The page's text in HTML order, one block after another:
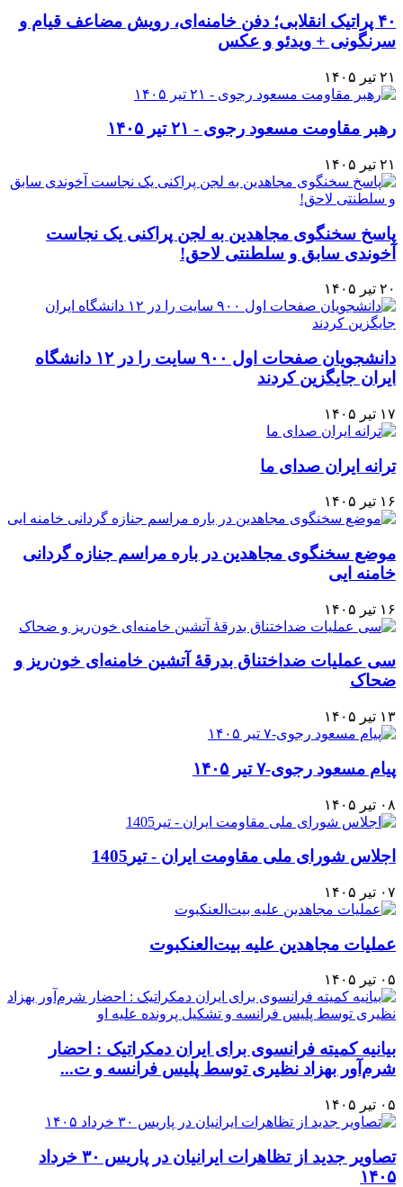
۴۰ پراتیک انقلابی؛ دفن خامنه‌ای، رویش مضاعف قیام و
سرنگونی + ویدئو و عکس
۲۱ تیر ۱۴۰۵
رهبر مقاومت مسعود رجوی - ۲۱ تیر ۱۴۰۵
۲۱ تیر ۱۴۰۵
پاسخ سخنگوی مجاهدین به لجن پراکنی یک نجاست
آخوندی سابق و سلطنتی لاحق!
۲۰ تیر ۱۴۰۵
دانشجویان صفحات اول ۹۰۰ سایت را در ۱۲ دانشگاه
ایران جایگزین کردند
۱۷ تیر ۱۴۰۵
ترانه ایران صدای ما
۱۶ تیر ۱۴۰۵
موضع سخنگوی مجاهدین در باره مراسم جنازه گردانی
خامنه ایی
۱۶ تیر ۱۴۰۵
سی عملیات ضداختناق بدرقهٔ آتشین خامنه‌ای خون‌ریز و
ضحاک
۱۳ تیر ۱۴۰۵
پیام مسعود رجوی-۷ تیر ۱۴۰۵
۰۸ تیر ۱۴۰۵
اجلاس شورای ملی مقاومت ایران - تیر1405
۰۷ تیر ۱۴۰۵
عملیات مجاهدین علیه بیت‌العنکبوت
۰۵ تیر ۱۴۰۵
بیانیه کمیته فرانسوی برای ایران دمکراتیک : احضار
شرم‌آور بهزاد نظیری توسط پلیس فرانسه و ت...
۰۵ تیر ۱۴۰۵
تصاویر جدید از تظاهرات ایرانیان در پاریس ۳۰ خرداد
۱۴۰۵